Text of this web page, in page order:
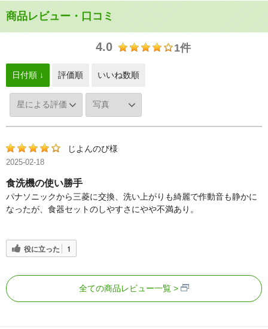
商品レビュー・口コミ
4.0 1件
日付順 ↓ 評価順 いいね数順
じよんのび様
2025-02-18
食洗機の使い勝手
パナソニックから三菱に交換、洗い上がりも綺麗で作動音も静かに
なったが、食器セットのしやすさにやや不満あり。
役に立った 1
全ての商品レビュー一覧